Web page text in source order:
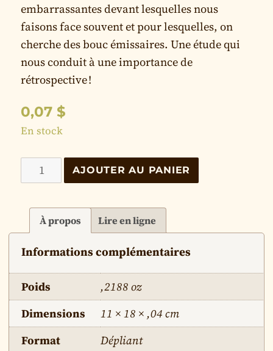
embarrassantes devant lesquelles nous
faisons face souvent et pour lesquelles, on
cherche des bouc émissaires. Une étude qui
nous conduit à une importance de
rétrospective !
0,07$
En stock
quantité
de
péché ?
AJOUTER AU PANIER
À propos Lire en ligne
Informations complémentaires
Poids
,2188 oz
Dimensions
11 × 18 × ,04 cm
Format
Dépliant